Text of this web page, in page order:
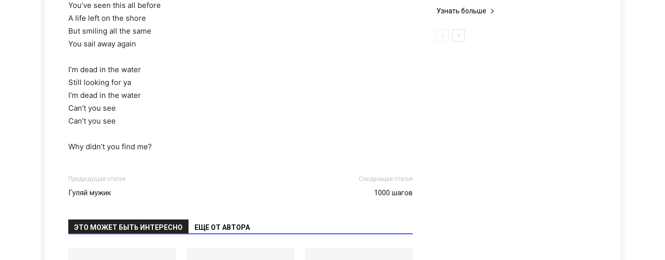
You’ve seen this all before
A life left on the shore
But smiling all the same
You sail away again
I’m dead in the water
Still looking for ya
I’m dead in the water
Can’t you see
Can’t you see
Why didn’t you find me?
Предыдущая статья
Гуляй мужик
Следующая статья
1000 шагов
ЭТО МОЖЕТ БЫТЬ ИНТЕРЕСНО ЕЩЕ ОТ АВТОРА
Узнать больше